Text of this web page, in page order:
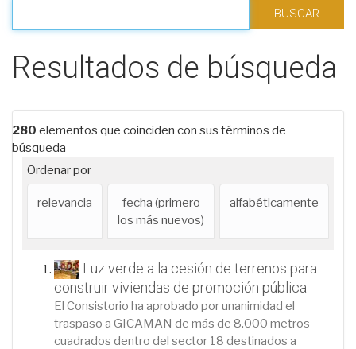
Filtrar los resultados
Resultados de búsqueda
280 elementos que coinciden con sus términos de
búsqueda
Ordenar por
relevancia
fecha (primero
los más nuevos)
alfabéticamente
Luz verde a la cesión de terrenos para
construir viviendas de promoción pública
El Consistorio ha aprobado por unanimidad el
traspaso a GICAMAN de más de 8.000 metros
cuadrados dentro del sector 18 destinados a